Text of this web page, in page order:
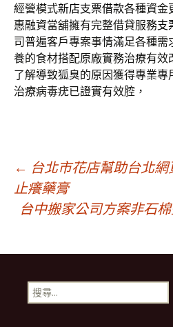
經營模式新店支票借款各種資金
惠融資當舖擁有完整借貸服務支
司普遍客戶專案事情滿足各種需
養的食材搭配原廠實務治療有效
了解導致狐臭的原因獲得專業專
治療病毒疣已證實有效腔，
文
章
導
航
← 台北市花店幫助台北
止癢藥膏
台中搬家公司方案非石
搜
尋